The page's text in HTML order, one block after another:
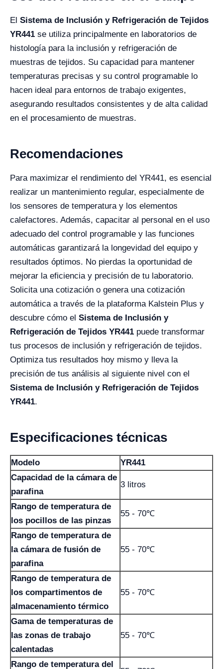
El Sistema de Inclusión y Refrigeración de Tejidos
YR441 se utiliza principalmente en laboratorios de
histología para la inclusión y refrigeración de
muestras de tejidos. Su capacidad para mantener
temperaturas precisas y su control programable lo
hacen ideal para entornos de trabajo exigentes,
asegurando resultados consistentes y de alta calidad
en el procesamiento de muestras.
Recomendaciones
Para maximizar el rendimiento del YR441, es esencial
realizar un mantenimiento regular, especialmente de
los sensores de temperatura y los elementos
calefactores. Además, capacitar al personal en el uso
adecuado del control programable y las funciones
automáticas garantizará la longevidad del equipo y
resultados óptimos. No pierdas la oportunidad de
mejorar la eficiencia y precisión de tu laboratorio.
Solicita una cotización o genera una cotización
automática a través de la plataforma Kalstein Plus y
descubre cómo el Sistema de Inclusión y
Refrigeración de Tejidos YR441 puede transformar
tus procesos de inclusión y refrigeración de tejidos.
Optimiza tus resultados hoy mismo y lleva la
precisión de tus análisis al siguiente nivel con el
Sistema de Inclusión y Refrigeración de Tejidos
YR441.
Especificaciones técnicas
Modelo
YR441
Capacidad de la cámara de
parafina
3 litros
Rango de temperatura de
los pocillos de las pinzas
55 - 70℃
Rango de temperatura de
la cámara de fusión de
parafina
55 - 70℃
Rango de temperatura de
los compartimentos de
almacenamiento térmico
55 - 70℃
Gama de temperaturas de
las zonas de trabajo
calentadas
55 - 70℃
Rango de temperatura del